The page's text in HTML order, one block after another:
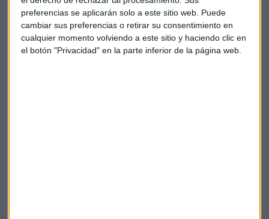
preferencias se aplicarán solo a este sitio web. Puede
cambiar sus preferencias o retirar su consentimiento en
cualquier momento volviendo a este sitio y haciendo clic en
el botón "Privacidad" en la parte inferior de la página web.
importante sobre la eficacia de la vacuna”.
Frente a esto el portavoz de la OMS Tarik Jasarevic ha
señalado en una rueda de prensa que “acelerar los